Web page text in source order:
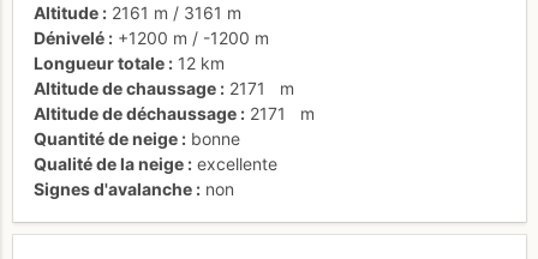
Altitude 2161 m / 3161 m
Dénivelé
+1200 m / -1200 m
Longueur totale
12 km
Altitude de chaussage
2171
m
Altitude de déchaussage
2171
m
Quantité de neige
bonne
Qualité de la neige
excellente
Signes d'avalanche
non